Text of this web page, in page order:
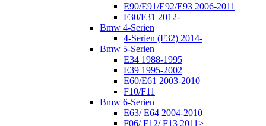
E90/E91/E92/E93 2006-2011
F30/F31 2012-
Bmw 4-Serien
4-Serien (F32) 2014-
Bmw 5-Serien
E34 1988-1995
E39 1995-2002
E60/E61 2003-2010
F10/F11
Bmw 6-Serien
E63/ E64 2004-2010
F06/ F12/ F13 2011>